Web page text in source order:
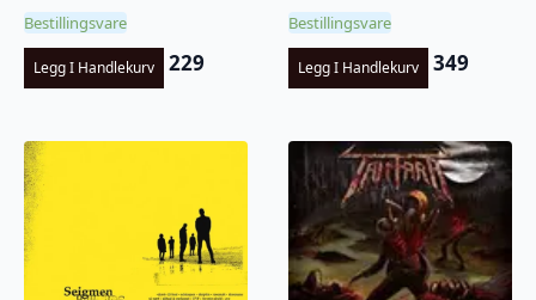
Bestillingsvare
Legg I Handlekurv 229
Bestillingsvare
Legg I Handlekurv 349